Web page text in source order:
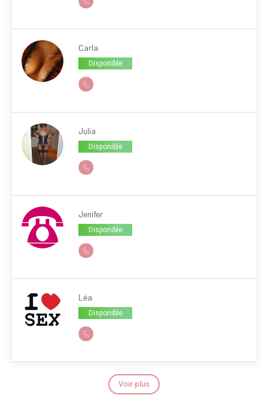
Carla
Disponible
Julia
Disponible
Jenifer
Disponible
Léa
Disponible
Voir plus